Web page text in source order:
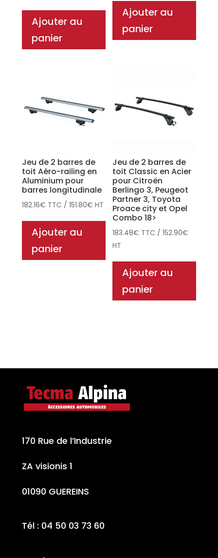
Ajouter au
panier
Ajouter au
panier
Jeu de 2 barres de
toit Aéro-railing en
Aluminium pour
barres longitudinale
182.16€ TTC / 151.80€ HT
Ajouter au
panier
Jeu de 2 barres de
toit Classic en Acier
pour Citroën
Berlingo 3, Peugeot
Partner 3, Toyota
Proace city et Opel
Combo 18>
183.48€ TTC /152.90€
HT
Ajouter au
panier
170 Rue de l’Industrie
ZA visionis 1
01090 GUEREINS
Tél : 04 50 03 73 60